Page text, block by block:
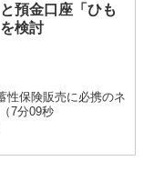
預金口座「ひも
検討
性保険販売に必携のネ
7分09秒